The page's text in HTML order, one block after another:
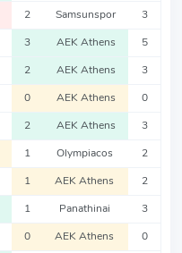
2 Samsunspor 3
3 AEK Athens 5
2 AEK Athens 3
0 AEK Athens 0
2 AEK Athens 3
1 Olympiacos 2
1 AEK Athens 2
1 Panathinai 3
0 AEK Athens 0